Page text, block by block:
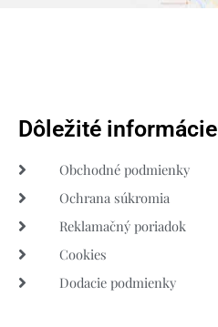
Dôležité informácie
Obchodné podmienky
Ochrana súkromia
Reklamačný poriadok
Cookies
Dodacie podmienky